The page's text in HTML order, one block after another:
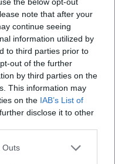
note that after your
continue seeing
information utilized by
to third parties prior to
out of the further
by third parties on the
This information may
on the IAB’s List of
disclose it to other
Outs
saubere
Visualität, die die
Blick verliert. Ob DVD,
Busters liefern
Vertrauen des
im Kultur- und
Anerkennungen